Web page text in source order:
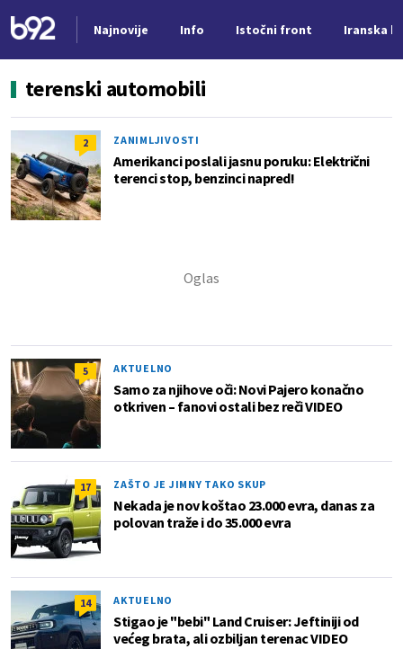
Najnovije Info Istočni front Iranska
terenski automobili
2 ZANIMLJIVOSTI
Amerikanci poslali jasnu poruku: Električni
terenci stop, benzinci napred!
5 AKTUELNO
Samo za njihove oči: Novi Pajero konačno
otkriven – fanovi ostali bez reči VIDEO
17 ZAŠTO JE JIMNY TAKO SKUP
Nekada je nov koštao 23.000 evra, danas za
polovan traže i do 35.000 evra
14 AKTUELNO
Stigao je "bebi" Land Cruiser: Jeftiniji od
većeg brata, ali ozbiljan terenac VIDEO